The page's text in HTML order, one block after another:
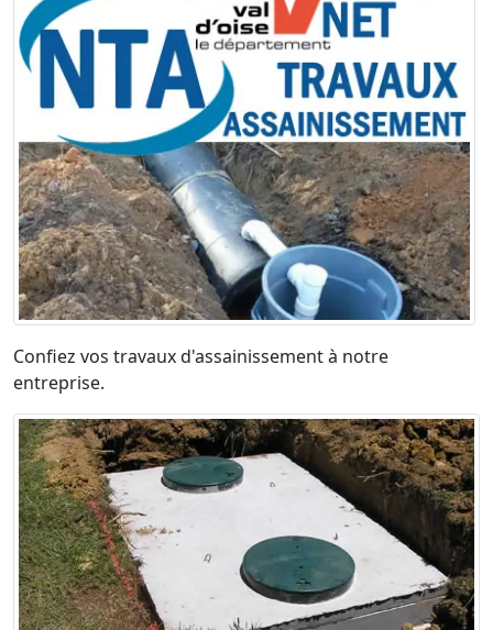
Confiez vos travaux d'assainissement à notre
entreprise.